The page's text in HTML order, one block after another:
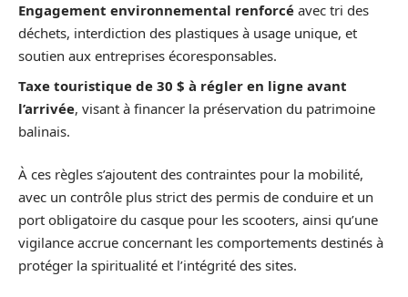
Engagement environnemental renforcé avec tri des
déchets, interdiction des plastiques à usage unique, et
soutien aux entreprises écoresponsables.
Taxe touristique de 30 $ à régler en ligne avant
l’arrivée, visant à financer la préservation du patrimoine
balinais.
À ces règles s’ajoutent des contraintes pour la mobilité,
avec un contrôle plus strict des permis de conduire et un
port obligatoire du casque pour les scooters, ainsi qu’une
vigilance accrue concernant les comportements destinés à
protéger la spiritualité et l’intégrité des sites.